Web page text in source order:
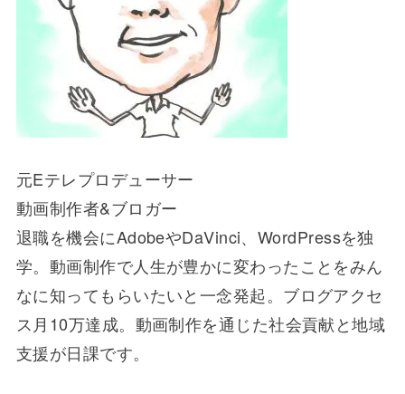
元Eテレプロデューサー
動画制作者&ブロガー
退職を機会にAdobeやDaVinci、WordPressを独
学。動画制作で人生が豊かに変わったことをみん
なに知ってもらいたいと一念発起。ブログアクセ
ス月10万達成。動画制作を通じた社会貢献と地域
支援が日課です。